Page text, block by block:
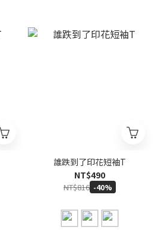
誰跌到了印花短袖T
NT$490
NT$816 -40%